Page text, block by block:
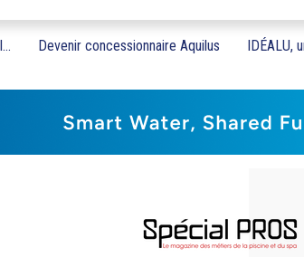
Devenir concessionnaire Aquilus IDÉALU,